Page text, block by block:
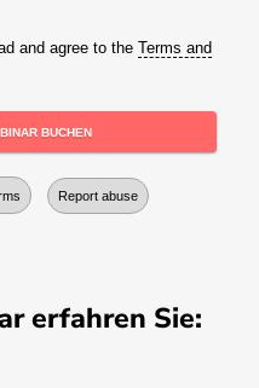
erfahren Sie: